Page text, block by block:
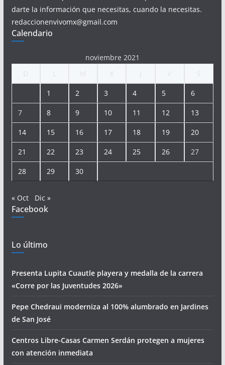
darte la información que necesitas, cuando la necesitas.
redaccionenvivomx@gmail.com
Calendario
noviembre 2021
1 2 3 4 5 6
7 8 9 10 11 12 13
14 15 16 17 18 19 20
21 22 23 24 25 26 27
28 29 30
« Oct Dic »
Facebook
Lo último
Presenta Lupita Cuautle playera y medalla de la carrera
«Corre por las Juventudes 2026»
Pepe Chedraui moderniza al 100% alumbrado en Jardines
de San José
Centros Libre-Casas Carmen Serdán protegen a mujeres
con atención inmediata